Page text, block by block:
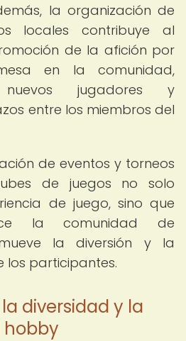
la organización de
locales contribuye al
de la afición por
en la comunidad,
jugadores y
entre los miembros del
de eventos y torneos
de juegos no solo
de juego, sino que
la comunidad de
la diversión y la
participantes.
diversidad y la
hobby